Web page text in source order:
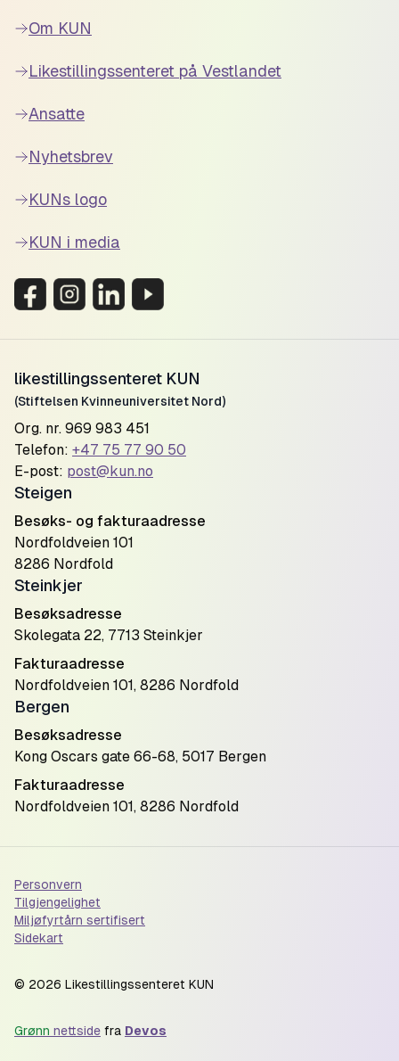
Om KUN
Likestillingssenteret på Vestlandet
Ansatte
Nyhetsbrev
KUNs logo
KUN i media
likestillingssenteret KUN
(Stiftelsen Kvinneuniversitet Nord)
Org. nr. 969 983 451
Telefon: +47 75 77 90 50
E-post: post@kun.no
Steigen
Besøks- og fakturaadresse
Nordfoldveien 101
8286 Nordfold
Steinkjer
Besøksadresse
Skolegata 22, 7713 Steinkjer
Fakturaadresse
Nordfoldveien 101, 8286 Nordfold
Bergen
Besøksadresse
Kong Oscars gate 66-68, 5017 Bergen
Fakturaadresse
Nordfoldveien 101, 8286 Nordfold
Personvern
Tilgjengelighet
Miljøfyrtårn sertifisert
Sidekart
© 2026 Likestillingssenteret KUN
Grønn nettside fra Devos